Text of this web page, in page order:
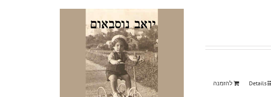
להזמנה Details